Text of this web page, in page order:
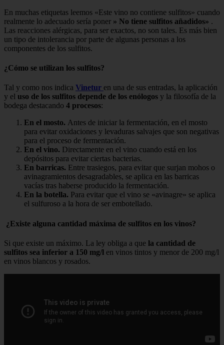
En muchas etiquetas leemos «Este vino no contiene sulfitos» cuando
realmente lo adecuado sería poner » No tiene sulfitos añadidos» .
Las reacciones alérgicas, para ser exactos, no son tales. Es más bien
un tipo de intolerancia por parte de algunas personas a los
componentes de los sulfitos.
¿Cómo se utilizan los sulfitos?
Tal y como nos indica Vinetur en una de sus entradas, la aplicación
y el uso de los sulfitos depende de los enólogos y la filosofía de la
bodega destacando 4 procesos:
En el mosto. Antes de iniciar la fermentación, en el mosto
para evitar oxidaciones y levaduras salvajes que son negativas
para el proceso de fermentación.
En el vino. Directamente en el vino cuando está en los
depósitos para evitar ciertas bacterias.
En barricas. Entre trasiegos, para evitar que surjan mohos o
avinagramientos desagradables, se aplica en las barricas
vacías tras haberse producido la fermentación.
En la botella. Para evitar que el vino se «avinagre» se aplica
el sulfuroso a la hora de ser embotellado.
¿Existe alguna cantidad máxima de sulfitos en los vinos?
Si que existe un máximo. La ley obliga a que la cantidad de
sulfitos sea inferior a 150 mg/l en vinos tintos y menor de 200 mg/l
en vinos blancos y rosados.